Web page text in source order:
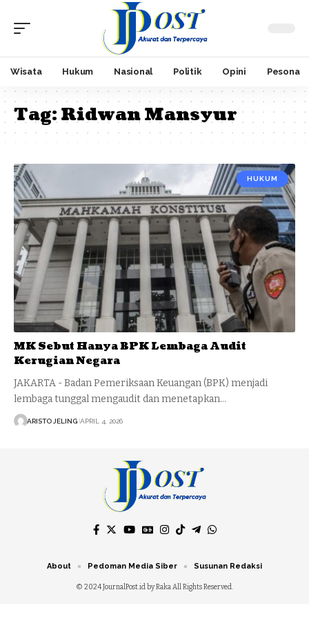
Wisata Hukum Nasional Politik Opini Pesona
Tag:Ridwan Mansyur
HUKUM
MK Sebut Hanya BPK Lembaga Audit
Kerugian Negara
JAKARTA - Badan Pemeriksaan Keuangan (BPK) menjadi
lembaga tunggal mengaudit dan menetapkan…
ARISTO JELING APRIL 4, 2026
© 2024 JournalPost.id by Raka All Rights Reserved.
About Pedoman Media Siber Susunan Redaksi